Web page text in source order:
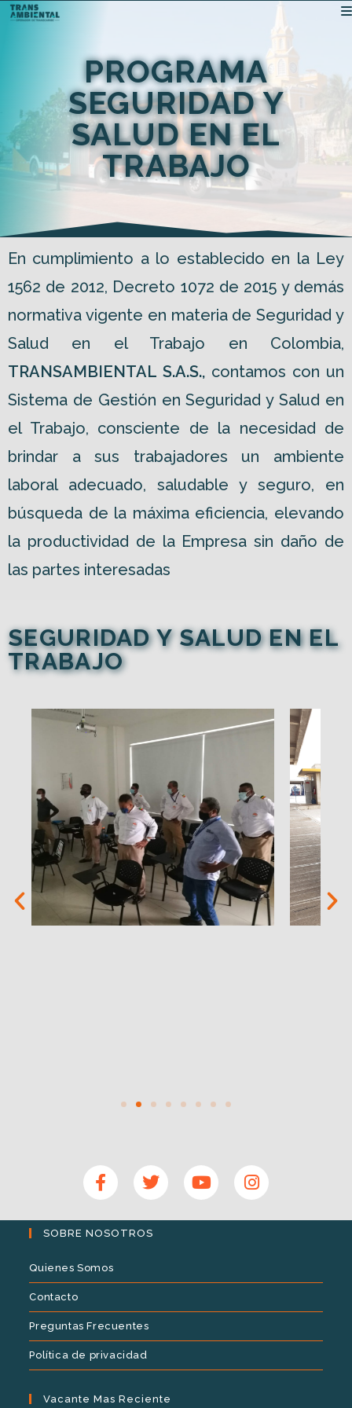
PROGRAMA
SEGURIDAD Y
SALUD EN EL
TRABAJO
En cumplimiento a lo establecido en la Ley
1562 de 2012, Decreto 1072 de 2015 y demás
normativa vigente en materia de Seguridad y
Salud en el Trabajo en Colombia,
TRANSAMBIENTAL S.A.S., contamos con un
Sistema de Gestión en Seguridad y Salud en
el Trabajo, consciente de la necesidad de
brindar a sus trabajadores un ambiente
laboral adecuado, saludable y seguro, en
búsqueda de la máxima eficiencia, elevando
la productividad de la Empresa sin daño de
las partes interesadas
SEGURIDAD Y SALUD EN EL
TRABAJO
SOBRE NOSOTROS
Quienes Somos
Contacto
Preguntas Frecuentes
Política de privacidad
Vacante Mas Reciente